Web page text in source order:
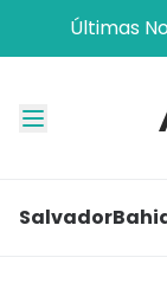
Últimas
Salvador